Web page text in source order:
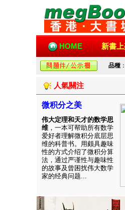
HOME 新書
品種
人氣關注
微积分之美
伟大定理和天才的数学思
维 ，一本可帮助所有数学
爱好者理解微积分底层思
维的科普书。用颇具趣味
性的方式介绍了微积分算
法，通过严谨性与趣味性
的故事及曾困扰伟大数学
家的经典问题...